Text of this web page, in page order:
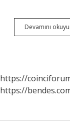
Devamını
https://
https://